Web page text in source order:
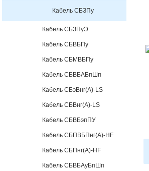
Кабель СБЗПу
Кабель СБЗПуЭ
Кабель СБВБПу
Кабель СБМВБПу
Кабель СБВБАБпШп
Кабель СБэВнг(А)-LS
Кабель СБВнг(А)-LS
Кабель СБВБэпПУ
Кабель СБПВБПнг(А)-HF
Кабель СБПнг(А)-HF
Кабель СБВБАуБпШп